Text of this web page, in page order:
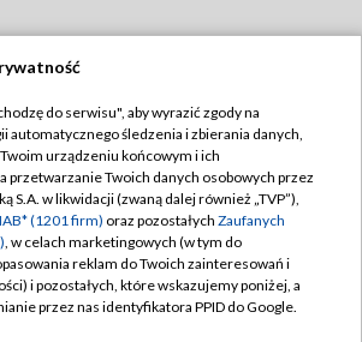
TVP
TVP
Cyfrowa
Regulamin TVP
Polityka prywatności
Moje zgody
Pomoc
do serwisu", aby wyrazić zgody na
automatycznego śledzenia i zbierania danych,
urządzeniu końcowym i ich
przetwarzanie Twoich danych osobowych przez
S.A. w likwidacji (zwaną dalej również „TVP”),
(1201 firm) oraz pozostałych Zaufanych
, w celach marketingowych (w tym do
reklam do Twoich zainteresowań i
i pozostałych, które wskazujemy poniżej, a
przez nas identyfikatora PPID do Google.